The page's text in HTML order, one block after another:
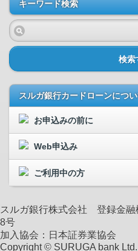
キーワード検索
検索
スルガ銀行カードローンにつ
お申込みの前に
Web申込み
ご利用中の方
スルガ銀行株式会社 登録金
8号
加入協会：日本証券業協会
Copyright © SURUGA bank